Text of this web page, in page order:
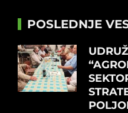
POSLEDNJE